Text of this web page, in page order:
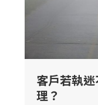
客戶若執
理？